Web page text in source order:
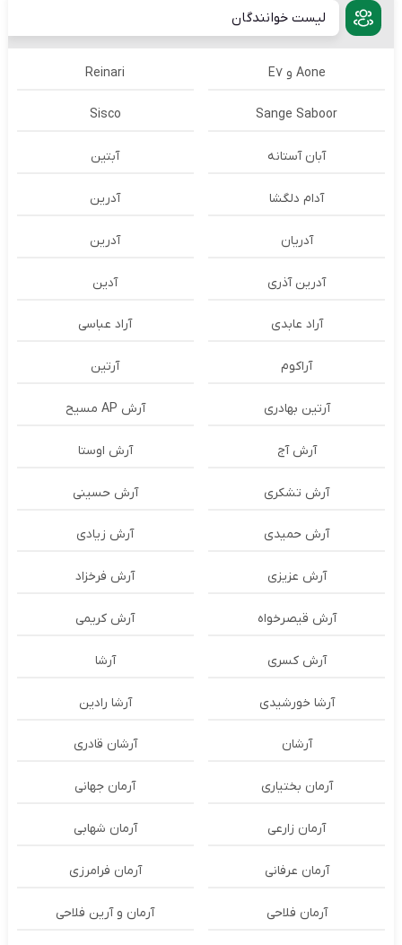
لیست خوانندگان
Aone و E7 Reinari
Sange Saboor
Sisco
آبان آستانه آبتین
آدام دلگشا آدرين
آدریان آدرین
آدرین آذری آدین
آراد عابدی آراد عباسی
آراکوم آرتین
آرتین بهادری آرش AP مسیح
آرش آج آرش اوستا
آرش تشکری آرش حسینی
آرش حمیدی آرش زیادی
آرش عزیزی آرش فرخزاد
آرش قیصرخواه آرش کریمی
آرش کسری آرشا
آرشا خورشیدی آرشا رادین
آرشان آرشان قادری
آرمان بختیاری آرمان جهانی
آرمان زارعی آرمان شهابی
آرمان عرفانی آرمان فرامرزی
آرمان فلاحی آرمان و آرین فلاحی